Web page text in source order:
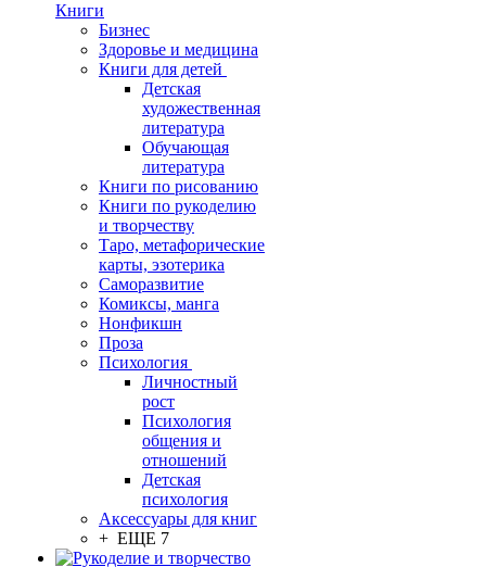
Книги
Бизнес
Здоровье и медицина
Книги для детей
Детская
художественная
литература
Обучающая
литература
Книги по рисованию
Книги по рукоделию
и творчеству
Таро, метафорические
карты, эзотерика
Саморазвитие
Комиксы, манга
Нонфикшн
Проза
Психология
Личностный
рост
Психология
общения и
отношений
Детская
психология
Аксессуары для книг
+ ЕЩЕ 7